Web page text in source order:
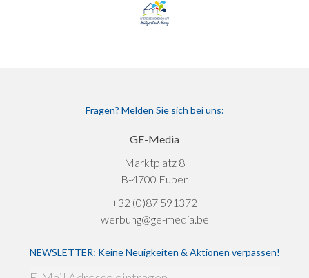
Fragen? Melden Sie sich bei uns:
GE-Media
Marktplatz 8
B-4700 Eupen
+32 (0)87 591372
werbung@ge-media.be
NEWSLETTER: Keine Neuigkeiten & Aktionen verpassen!